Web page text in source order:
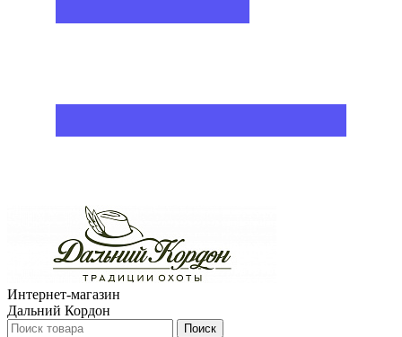
Интернет-магазин
Дальний Кордон
Поиск